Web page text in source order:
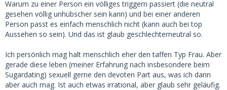
Warum zu einer Person ein völliges triggern passiert (die neutral
gesehen völlig unhübscher sein kann) und bei einer anderen
Person passt es einfach menschlich nicht (kann auch bei top
Aussehen so sein). Und das ist glaub geschlechterneutral so.
Ich persönlich mag halt menschlich eher den taffen Typ Frau. Aber
gerade diese leben (meiner Erfahrung nach insbesondere beim
Sugardating) sexuell gerne den devoten Part aus, was ich dann
aber auch mag. Ist auch etwas irrational, aber glaub sehr geläufig.